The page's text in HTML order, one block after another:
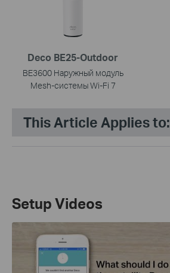
Deco BE25-Outdoor
BE3600 Наружный модуль
Mesh-системы Wi-Fi 7
This Article Applies to:
Setup Videos